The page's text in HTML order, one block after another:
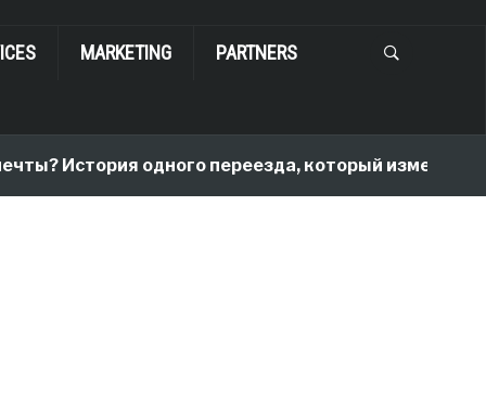
MARKETING PARTNERS
История одного переезда, который изменил все